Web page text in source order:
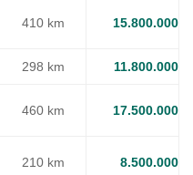
410 km 15.800.000
298 km 11.800.000
460 km 17.500.000
210 km 8.500.000